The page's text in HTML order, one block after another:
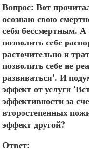
Вопрос: Вот
осознаю свою
себя бессмертным. А
позволить себе
расточительно и
позволить себе не
развиваться'. И
эффект от услуги
эффективности за
второстепенных
эффект другой?
Ответ: